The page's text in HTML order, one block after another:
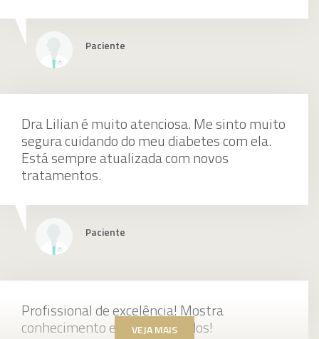
Paciente
Dra Lilian é muito atenciosa. Me sinto muito
segura cuidando do meu diabetes com ela.
Está sempre atualizada com novos
tratamentos.
Paciente
Profissional de excelência! Mostra
conhecimento e traz resultados!
VEJA MAIS